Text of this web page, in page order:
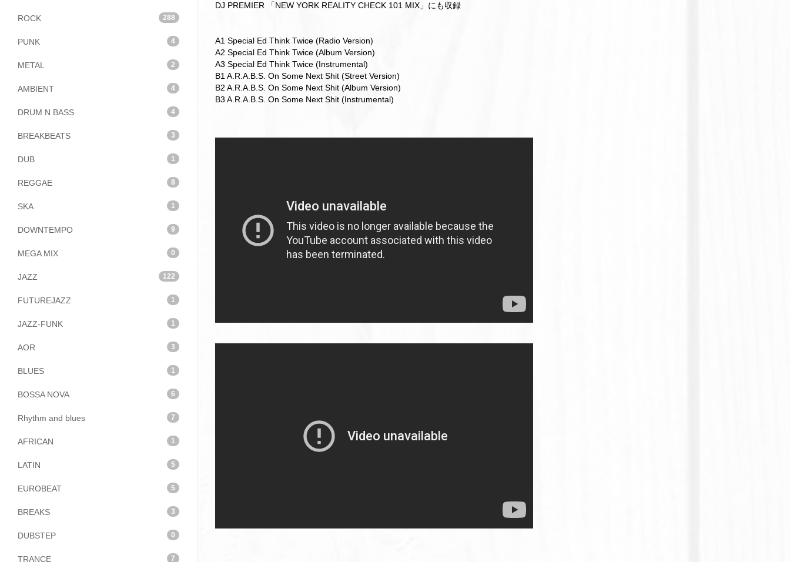
ROCK 288
PUNK 4
METAL 2
AMBIENT 4
DRUM N BASS 4
BREAKBEATS 3
DUB 1
REGGAE 8
SKA 1
DOWNTEMPO 9
MEGA MIX 0
JAZZ 122
FUTUREJAZZ 1
JAZZ-FUNK 1
AOR 3
BLUES 1
BOSSA NOVA 6
Rhythm and blues 7
AFRICAN 1
LATIN 5
EUROBEAT 5
BREAKS 3
DUBSTEP 0
TRANCE 7
DJ PREMIER 「NEW YORK REALITY CHECK 101 MIX」にも収録
A1 Special Ed Think Twice (Radio Version)
A2 Special Ed Think Twice (Album Version)
A3 Special Ed Think Twice (Instrumental)
B1 A.R.A.B.S. On Some Next Shit (Street Version)
B2 A.R.A.B.S. On Some Next Shit (Album Version)
B3 A.R.A.B.S. On Some Next Shit (Instrumental)